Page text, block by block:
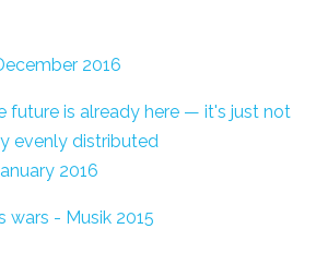
2016
future is already here — it's just not
evenly distributed
2016
wars - Musik 2015